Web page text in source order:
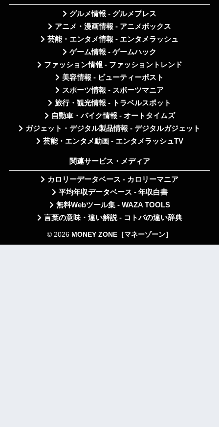
グルメ情報 - グルメプレス
アニメ・漫画情報 - アニメボックス
芸能・エンタメ情報 - エンタメラッシュ
ゲーム情報 - ゲームハック
ファッション情報 - ファッショントレンド
美容情報 - ビューティーポスト
スポーツ情報 - スポーツマニア
旅行・観光情報 - トラベルスポット
自動車・バイク情報 - オートタイムズ
ガジェット・デジタル製品情報 - デジタルガジェット
芸能・エンタメ動画 - エンタメラッシュTV
関連サービス・メディア
カロリーデータベース - カロリーマニア
平均年収データベース - 年収白書
無料Webツール集 - WAZA TOOLS
言葉の意味・違い解説 - コトバの違い辞典
© 2026 MONEY ZONE［マネーゾーン］